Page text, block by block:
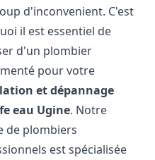
d'inconvenient. C'est
il est essentiel de
d'un plombier
pour votre
et dépannage
eau Ugine. Notre
de plombiers
est spécialisée